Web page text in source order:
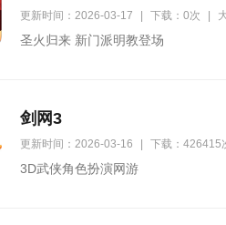
更新时间：2026-03-17 下载：0次
圣火归来 新门派明教登场
剑网3
更新时间：2026-03-16 下载：426415
3D武侠角色扮演网游